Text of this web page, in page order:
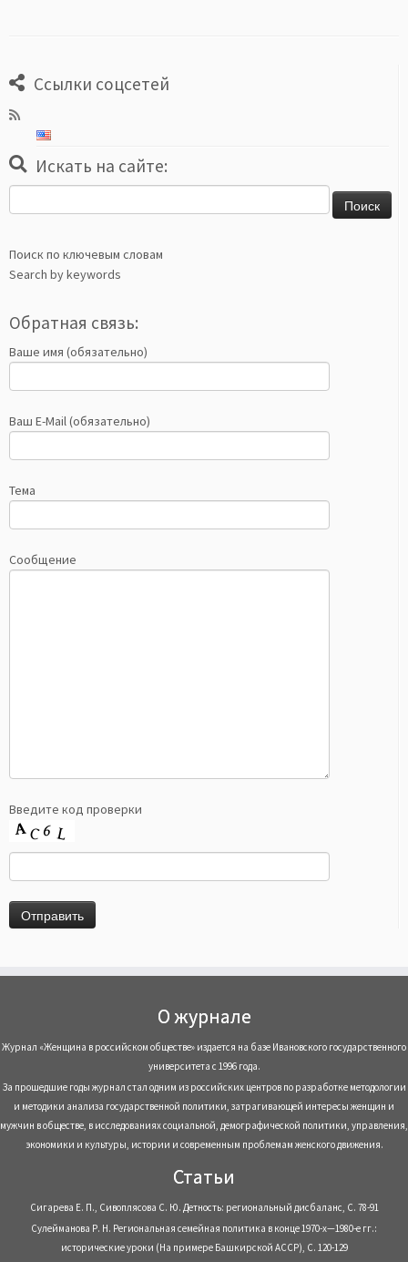
Ссылки соцсетей
Искать на сайте:
Поиск по ключевым словам
Search by keywords
Обратная связь:
Ваше имя (обязательно)
Ваш E-Mail (обязательно)
Тема
Сообщение
Введите код проверки
О журнале
Журнал «Женщина в российском обществе» издается на базе Ивановского государственного
университета с 1996 года.
За прошедшие годы журнал стал одним из российских центров по разработке методологии
и методики анализа государственной политики, затрагивающей интересы женщин и
мужчин в обществе, в исследованиях социальной, демографической политики, управления,
экономики и культуры, истории и современным проблемам женского движения.
Статьи
Сигарева Е. П., Сивоплясова С. Ю. Детность: региональный дисбаланс, С. 78-91
Сулейманова Р. Н. Региональная семейная политика в конце 1970-х—1980-е гг.:
исторические уроки (На примере Башкирской АССР), С. 120-129